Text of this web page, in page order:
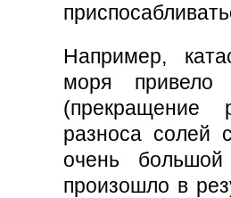
Например,
моря привело
(прекращение
разноса солей
очень
произошло в